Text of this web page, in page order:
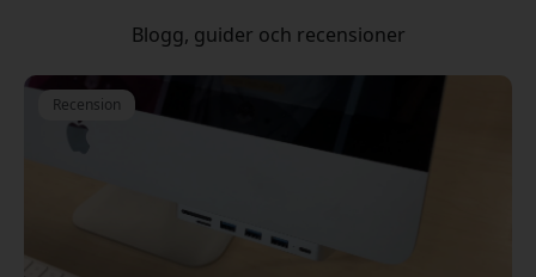
Blogg, guider och recensioner
Recension